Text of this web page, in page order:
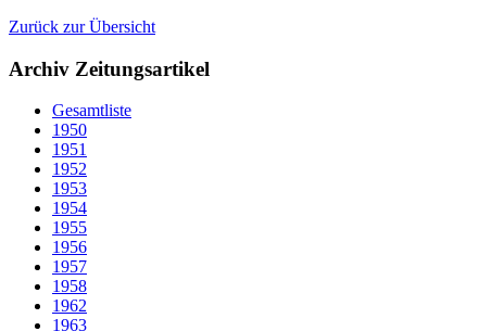
Zurück zur Übersicht
Archiv Zeitungsartikel
Gesamtliste
1950
1951
1952
1953
1954
1955
1956
1957
1958
1962
1963